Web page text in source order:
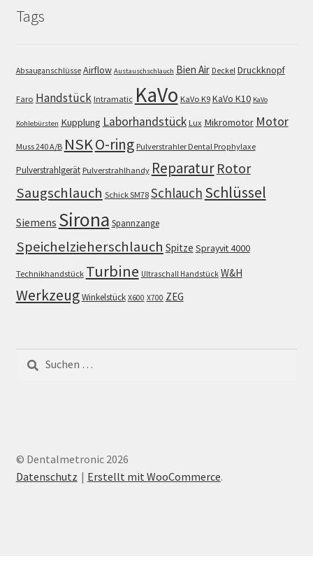
Tags
Absauganschlüsse Airflow Austauschschlauch Bien Air Deckel Druckknopf
Faro Handstück Intramatic KaVo KaVo K9 KaVo K10 KaVo
Kohlebürsten Kupplung Laborhandstück Lux Mikromotor Motor
Muss 240 A/B NSKO-ring Pulverstrahler Dental Prophylaxe
Pulverstrahlgerät Pulverstrahlhandy Reparatur Rotor
Saugschlauch Schick SM78 Schlauch Schlüssel
Siemens Sirona Spannzange
Speichelzieherschlauch Spitze Sprayvit 4000
Technikhandstück Turbine Ultraschall Handstück W&H
WerkzeugWinkelstück X600 X700 ZEG
Suchen
nach:
© Dentalmetronic 2026
Datenschutz
Erstellt mit WooCommerce.